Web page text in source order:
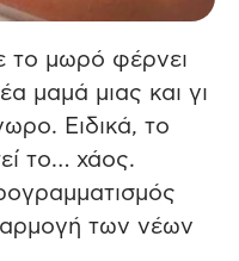
το μωρό φέρνει
μαμά μιας και γι
Ειδικά, το
το… χάος.
των νέων